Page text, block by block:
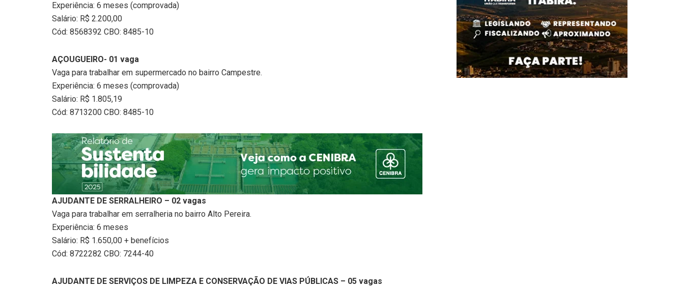
Experiência: 6 meses (comprovada)
Salário: R$ 2.200,00
Cód: 8568392 CBO: 8485-10
AÇOUGUEIRO- 01 vaga
Vaga para trabalhar em supermercado no bairro Campestre.
Experiência: 6 meses (comprovada)
Salário: R$ 1.805,19
Cód: 8713200 CBO: 8485-10
AJUDANTE DE SERRALHEIRO – 02 vagas
Vaga para trabalhar em serralheria no bairro Alto Pereira.
Experiência: 6 meses
Salário: R$ 1.650,00 + benefícios
Cód: 8722282 CBO: 7244-40
AJUDANTE DE SERVIÇOS DE LIMPEZA E CONSERVAÇÃO DE VIAS PÚBLICAS – 05 vagas